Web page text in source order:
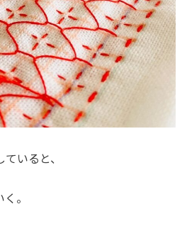
いると、
。